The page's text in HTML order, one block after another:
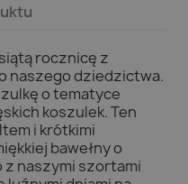
rocznicę z
naszego dziedzictwa.
o tematyce
koszulek. Ten
i krótkimi
bawełny o
z naszymi szortami